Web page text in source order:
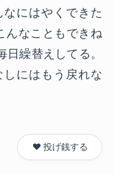
にはやくできた
んなこともできね
繰替えしてる。
にはもう戻れな
❤️ 投げ銭する